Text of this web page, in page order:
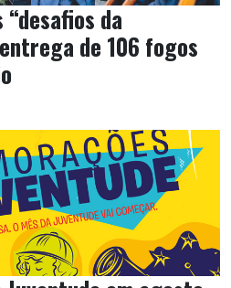
da
de 106 fogos